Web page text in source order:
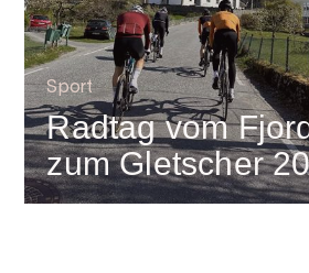
Sport
Radtag vom
zum Gletscher